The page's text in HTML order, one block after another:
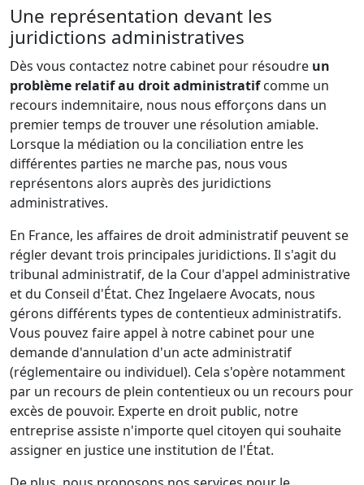
Une représentation devant les
juridictions administratives
Dès vous contactez notre cabinet pour résoudre un
problème relatif au droit administratifcomme un
recours indemnitaire, nous nous efforçons dans un
premier temps de trouver une résolution amiable.
Lorsque la médiation ou la conciliation entre les
différentes parties ne marche pas, nous vous
représentons alors auprès des juridictions
administratives.
En France, les affaires de droit administratif peuvent se
régler devant trois principales juridictions. Il s'agit du
tribunal administratif, de la Cour d'appel administrative
et du Conseil d'État. Chez Ingelaere Avocats, nous
gérons différents types de contentieux administratifs.
Vous pouvez faire appel à notre cabinet pour une
demande d'annulation d'un acte administratif
(réglementaire ou individuel). Cela s'opère notamment
par un recours de plein contentieux ou un recours pour
excès de pouvoir. Experte en droit public, notre
entreprise assiste n'importe quel citoyen qui souhaite
assigner en justice une institution de l'État.